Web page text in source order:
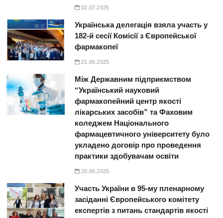
02.07.2025
Українська делегація взяла участь у
182-й сесії Комісії з Європейської
фармакопеї
21.06.2025
Між Державним підприємством
“Український науковий
фармакопейний центр якості
лікарських засобів” та Фаховим
коледжем Національного
фармацевтичного університету було
укладено договір про проведення
практики здобувачам освіти
20.06.2025
Участь України в 95-му пленарному
засіданні Європейського комітету
експертів з питань стандартів якості